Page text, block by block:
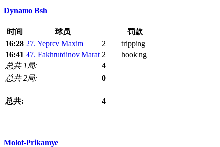
Dynamo Bsh
时间 球员
罚款
16:28 27. Yeprev Maxim 2
tripping
16:41 47. Fakhrutdinov Marat 2
hooking
总共 1局:
4
总共 2局:
0
总共: 4
Molot-Prikamye